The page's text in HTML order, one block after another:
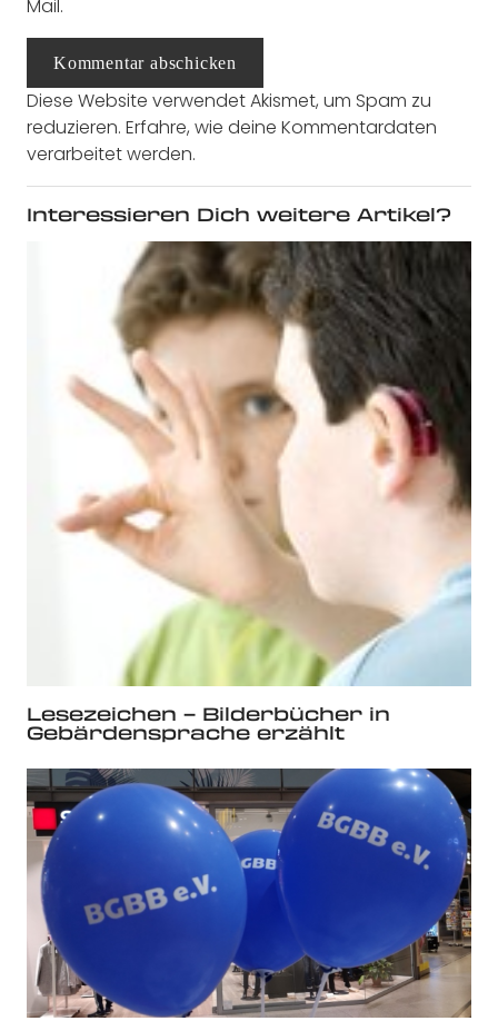
Mail.
Kommentar abschicken
Diese Website verwendet Akismet, um Spam zu
reduzieren. Erfahre, wie deine Kommentardaten
verarbeitet werden.
Interessieren Dich weitere Artikel?
Lesezeichen – Bilderbücher in
Gebärdensprache erzählt